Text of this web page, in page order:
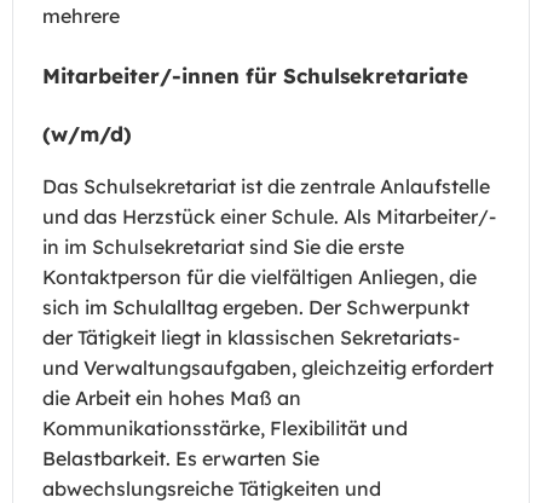
mehrere
Mitarbeiter/-innen für Schulsekretariate
(w/m/d)
Das Schulsekretariat ist die zentrale Anlaufstelle
und das Herzstück einer Schule. Als Mitarbeiter/-
in im Schulsekretariat sind Sie die erste
Kontaktperson für die vielfältigen Anliegen, die
sich im Schulalltag ergeben. Der Schwerpunkt
der Tätigkeit liegt in klassischen Sekretariats-
und Verwaltungsaufgaben, gleichzeitig erfordert
die Arbeit ein hohes Maß an
Kommunikationsstärke, Flexibilität und
Belastbarkeit. Es erwarten Sie
abwechslungsreiche Tätigkeiten und